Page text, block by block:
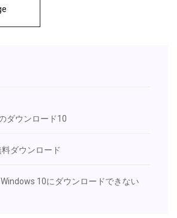
ダウンロード10
ダウンロード
10にダウンロードできない